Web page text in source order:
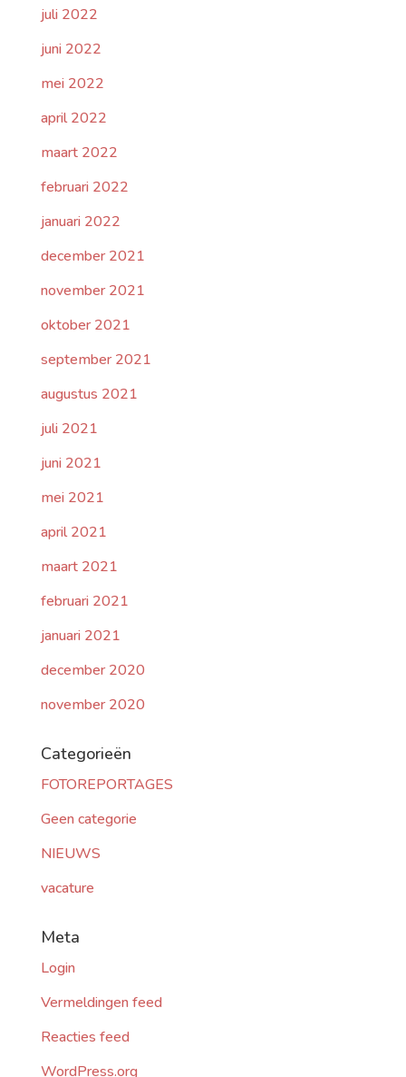
juli 2022
juni 2022
mei 2022
april 2022
maart 2022
februari 2022
januari 2022
december 2021
november 2021
oktober 2021
september 2021
augustus 2021
juli 2021
juni 2021
mei 2021
april 2021
maart 2021
februari 2021
januari 2021
december 2020
november 2020
Categorieën
FOTOREPORTAGES
Geen categorie
NIEUWS
vacature
Meta
Login
Vermeldingen feed
Reacties feed
WordPress.org